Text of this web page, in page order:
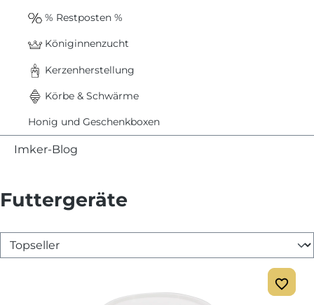
% Restposten %
Königinnenzucht
Kerzenherstellung
Körbe & Schwärme
Honig und Geschenkboxen
Imker-Blog
Futtergeräte